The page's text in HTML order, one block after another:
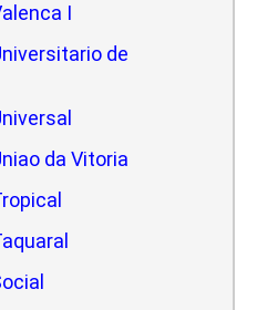
I
de
da Vitoria